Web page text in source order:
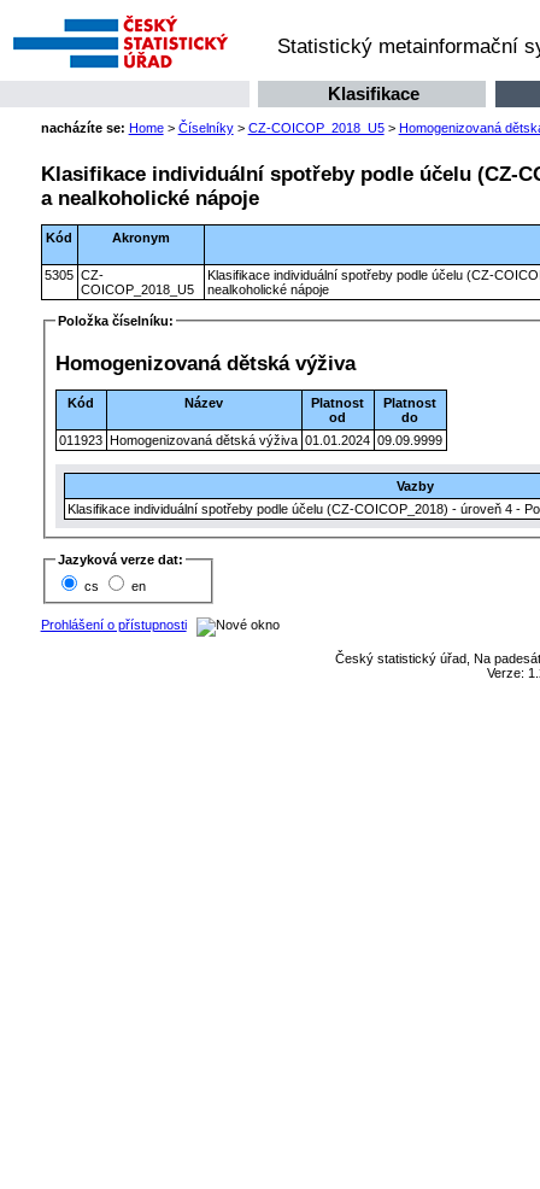
Statistický metainformační
Klasifikace
nacházíte se: Home> Číselníky> CZ-COICOP_2018_U5> Homogenizovaná
Klasifikace individuální spotřeby podle účelu (CZ-
a nealkoholické nápoje
Kód Akronym
5305 CZ-
COICOP_2018_U5
Klasifikace individuální spotřeby podle účelu (CZ-
nealkoholické nápoje
Položka číselníku:
Homogenizovaná dětská výživa
Kód Název
Platnost
od
Platnost
do
011923 Homogenizovaná dětská výživa 01.01.2024 09.09.9999
Vazby
Klasifikace individuální spotřeby podle účelu (CZ-COICOP_2018) - úroveň 4 -
Jazyková verze dat:
cs
en
Prohlášení o přístupnosti
Český statistický úřad, Na
Verze: